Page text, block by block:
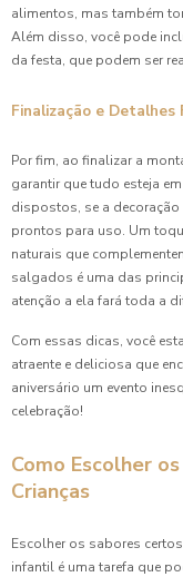
alimentos, mas também
Além disso, você pode
da festa, que podem ser
Finalização e Detalhes
Por fim, ao finalizar a
garantir que tudo esteja
dispostos, se a
prontos para uso. Um
naturais que
salgados é uma das
atenção a ela fará toda a
Com essas dicas, você
atraente e deliciosa que
aniversário um evento
celebração!
Como Escolher
Crianças
Escolher os sabores
infantil é uma tarefa que